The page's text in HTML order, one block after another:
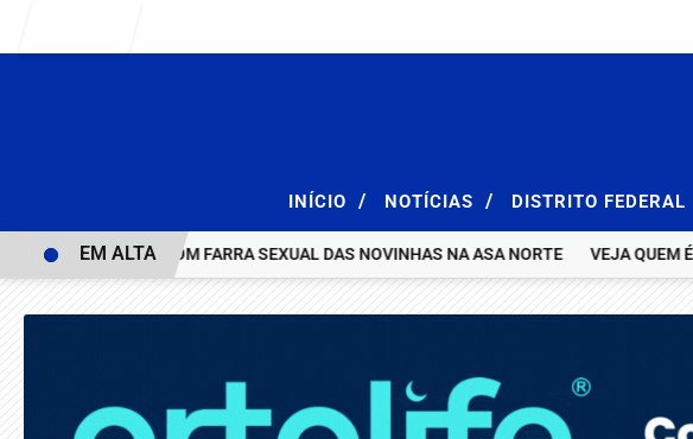
INÍCIO / NOTÍCIAS / DISTRITO FEDERAL
E ACABA COM FARRA SEXUAL DAS NOVINHAS NA ASA NORTE VEJA QUEM ÉO
EM ALTA